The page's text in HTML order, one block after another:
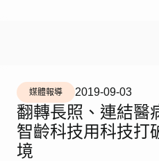
媒體報導 2019-09-03
翻轉長照、連結醫
智齡科技用科技打
境